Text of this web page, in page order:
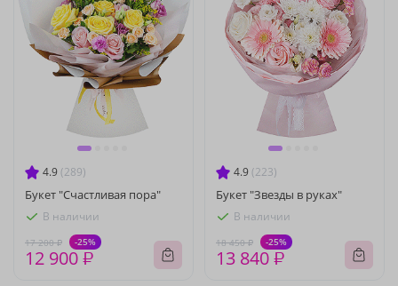
4.9 (289)
Букет "Счастливая пора"
В наличии
17 200 ₽ -25%
12 900 ₽
4.9 (223)
Букет "Звезды в руках"
В наличии
18 450 ₽ -25%
13 840 ₽